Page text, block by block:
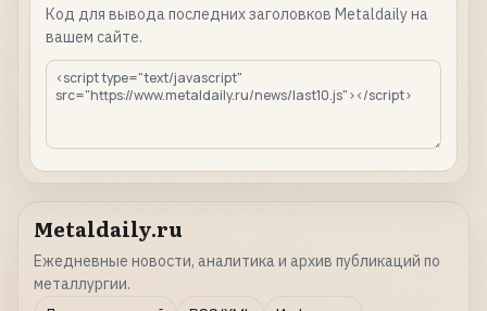
Код для вывода последних заголовков Metaldaily на
вашем сайте.
Metaldaily.ru
Ежедневные новости, аналитика и архив публикаций по
металлургии.